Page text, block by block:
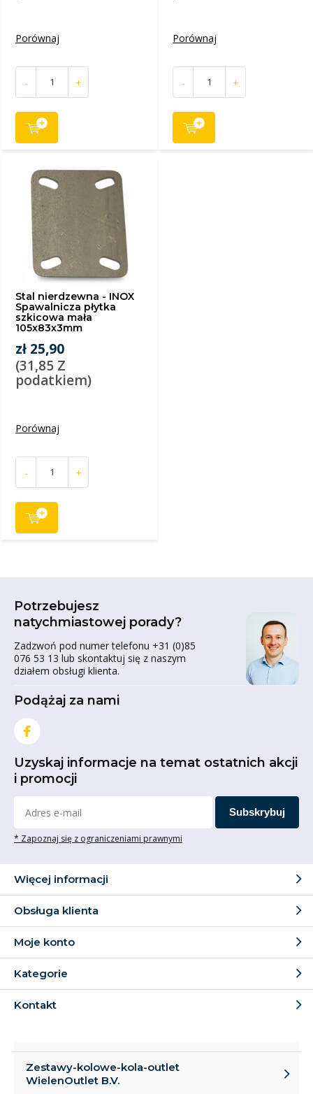
Porównaj
- +
Porównaj
- +
Stal nierdzewna - INOX
Spawalnicza płytka
szkicowa mała
105x83x3mm
zł 25,90
(31,85 Z
podatkiem)
Porównaj
- +
Potrzebujesz
natychmiastowej porady?
Zadzwoń pod numer telefonu +31 (0)85
076 53 13 lub skontaktuj się z naszym
działem obsługi klienta.
Podążaj za nami
Uzyskaj informacje na temat ostatnich akcji
i promocji
Subskrybuj
* Zapoznaj się z ograniczeniami prawnymi
Więcej informacji
Obsługa klienta
Moje konto
Kategorie
Kontakt
Zestawy-kolowe-kola-outlet
WielenOutlet B.V.